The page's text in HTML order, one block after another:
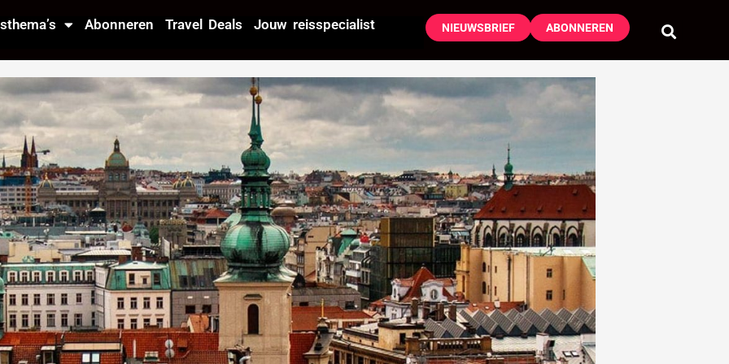
ABONNEREN
NIEUWSBRIEF
Abonneren Travel Deals
Jouw reisspecialist